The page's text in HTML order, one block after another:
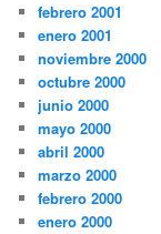
febrero 2001
enero 2001
noviembre 2000
octubre 2000
junio 2000
mayo 2000
abril 2000
marzo 2000
febrero 2000
enero 2000